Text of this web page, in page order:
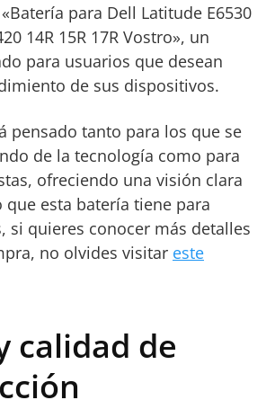
para Dell Latitude E6530
14R 15R 17R Vostro», un
para usuarios que desean
de sus dispositivos.
pensado tanto para los que se
de la tecnología como para
ofreciendo una visión clara
que esta batería tiene para
si quieres conocer más detalles
no olvides visitar este
calidad de